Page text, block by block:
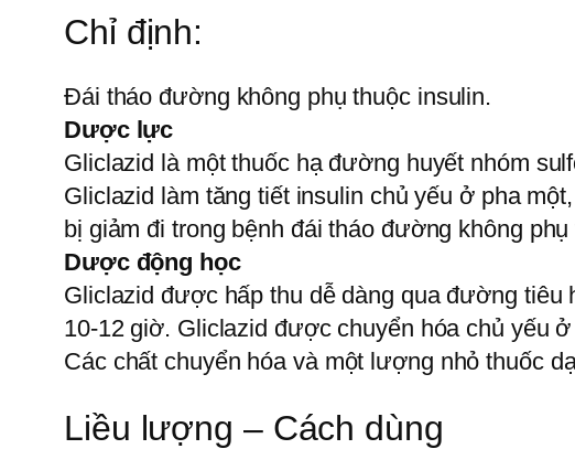
Chỉ định:
Đái tháo đường không phụ thuộc insulin.
Dược lực
Gliclazid là một thuốc hạ đường huyết nhóm
Gliclazid làm tăng tiết insulin chủ yếu ở pha
bị giảm đi trong bệnh đái tháo đường không
Dược động học
Gliclazid được hấp thu dễ dàng qua đường
10-12 giờ. Gliclazid được chuyển hóa chủ yếu
Các chất chuyển hóa và một lượng nhỏ thuốc
Liều lượng – Cách dùng